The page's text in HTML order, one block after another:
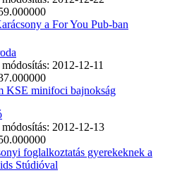
a For You Pub-ban
2012-12-11
KSE minifoci bajnokság
2012-12-13
foglalkoztatás gyerekeknek a
Stúdióval